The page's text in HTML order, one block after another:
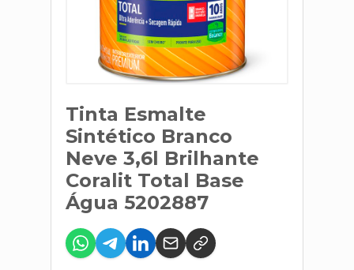
Tinta Esmalte
Sintético Branco
Neve 3,6l Brilhante
Coralit Total Base
Água 5202887